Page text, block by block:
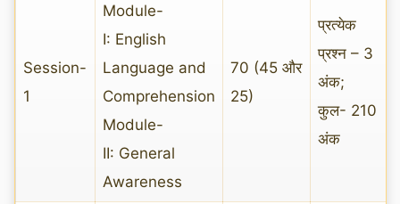
Session-
1
Module-
I: English
Language and
Comprehension
Module-
II: General
Awareness
70 (45 और
25)
प्रत्येक
प्रश्न – 3
अंक;
कुल- 210
अंक